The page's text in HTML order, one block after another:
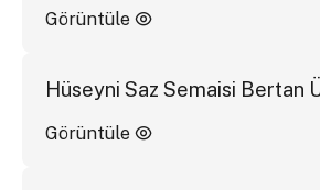
Görüntüle
Hüseyni Saz Semaisi Bertan
Görüntüle